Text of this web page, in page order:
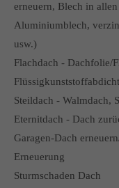
erneuern, Blech in
Aluminiumblech,
usw.)
Flachdach - Dachfolie/
Steildach - Walmdach,
Eternitdach - Dach
Garagen-Dach
Erneuerung
Sturmschaden Dach